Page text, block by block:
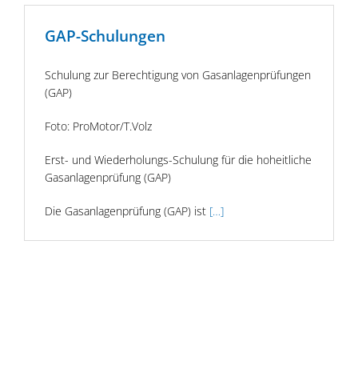
GAP-Schulungen
Schulung zur Berechtigung von Gasanlagenprüfungen
(GAP)
Foto: ProMotor/T.Volz
Erst- und Wiederholungs-Schulung für die hoheitliche
Gasanlagenprüfung (GAP)
Die Gasanlagenprüfung (GAP) ist […]